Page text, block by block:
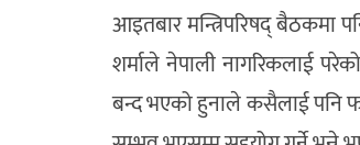
आइतबार मन्त्रिपरिषद् बैठकमा
शर्माले नेपाली नागरिकलाई
बन्द भएको हुनाले कसैलाई पनि